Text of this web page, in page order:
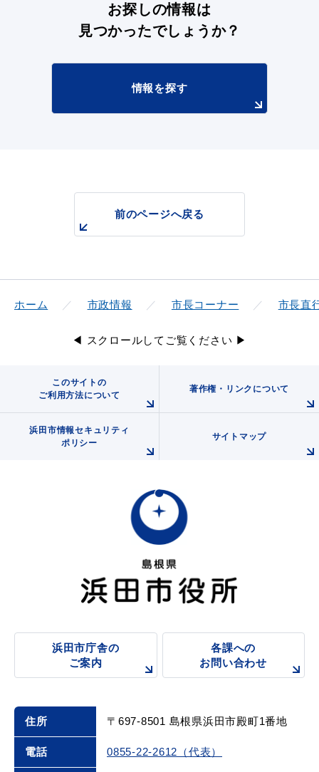
お探しの情報は
見つかったでしょうか？
情報を探す
前のページへ戻る
ホーム 市政情報 市長コーナー 市長直
◀ スクロールしてご覧ください ▶
このサイトの
ご利用方法について
著作権・リンクについて
浜田市情報セキュリティ
ポリシー
サイトマップ
浜田市庁舎の
ご案内
各課への
お問い合わせ
住所 〒697-8501 島根県浜田市殿町1番地
電話 0855-22-2612（代表）